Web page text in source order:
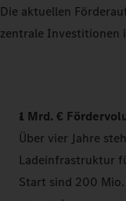
Die aktuellen
zentrale Investitionen
1 Mrd. €
Über vier Jahre
Ladeinfrastruktur
Start sind 200